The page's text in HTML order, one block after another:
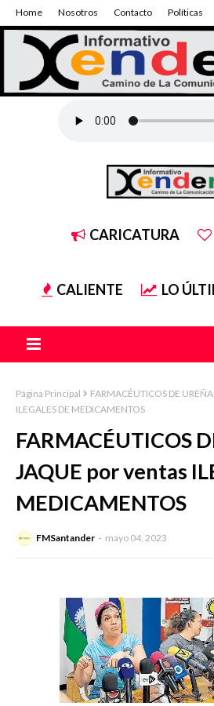
Home Nosotros Contacto Políticas
CARICATURA
CALIENTE LO
Página Principal
FARMACÉUTICOS DE
ILEGALES DE MEDICAMENTOS
FARMACÉUTICOS
JAQUE por ventas
MEDICAMENTOS
FMSantander mayo 04, 2023